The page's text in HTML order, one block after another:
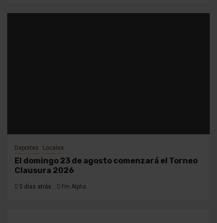
Deportes Locales
El domingo 23 de agosto comenzará el Torneo
Clausura 2026
5 días atrás Fm Alpha